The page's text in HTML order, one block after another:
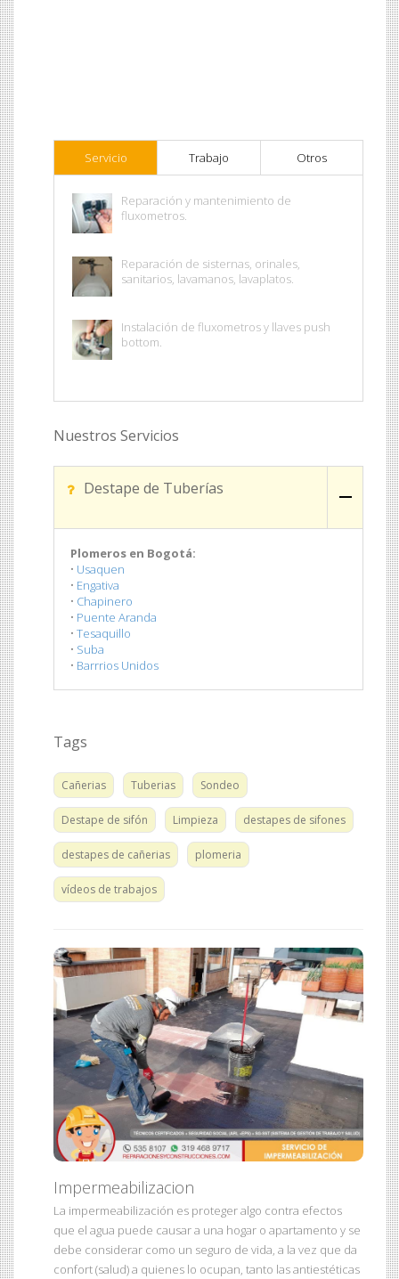
Servicio Trabajo Otros
Reparación y mantenimiento de
fluxometros.
Reparación de sisternas, orinales,
sanitarios, lavamanos, lavaplatos.
Instalación de fluxometros y llaves push
bottom.
Nuestros Servicios
Destape de Tuberías
Plomeros en Bogotá:
• Usaquen
• Engativa
• Chapinero
• Puente Aranda
• Tesaquillo
• Suba
• Barrrios Unidos
Tags
Cañerias Tuberias Sondeo
Destape de sifón Limpieza destapes de sifones
destapes de cañerias plomeria
vídeos de trabajos
Impermeabilizacion
La impermeabilización es proteger algo contra efectos
que el agua puede causar a una hogar o apartamento y se
debe considerar como un seguro de vida, a la vez que da
confort (salud) a quienes lo ocupan, tanto las antiestéticas